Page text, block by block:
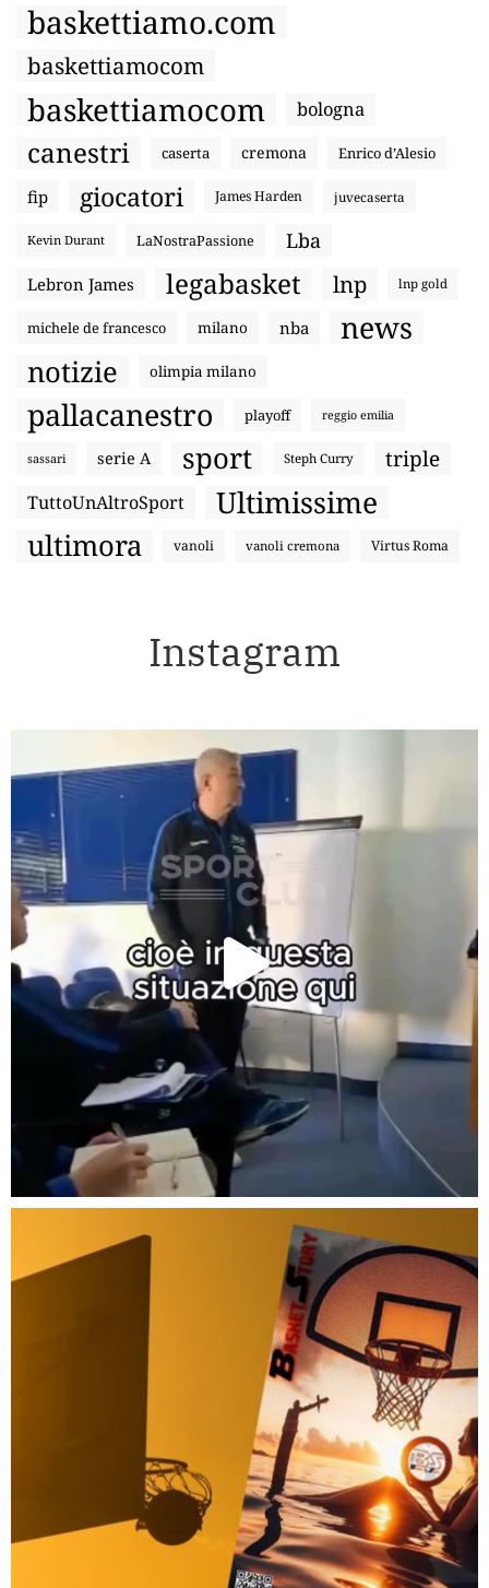
baskettiamo.com
baskettiamocom
baskettiamocom bologna
canestri caserta cremona Enrico d’Alesio
fip giocatori James Harden juvecaserta
Kevin Durant LaNostraPassione Lba
Lebron James legabasket lnp lnp gold
michele de francesco milano nba news
notizie olimpia milano
pallacanestro playoff reggio emilia
sassari serie A sport Steph Curry triple
TuttoUnAltroSport Ultimissime
ultimora vanoli vanoli cremona Virtus Roma
Instagram